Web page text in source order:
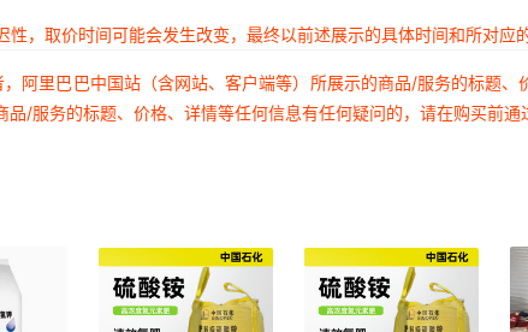
，取价时间可能会发生改变，最终以前述展示的具体时间和所对应
阿里巴巴中国站（含网站、客户端等）所展示的商品/服务的标题
/服务的标题、价格、详情等任何信息有任何疑问的，请在购买前